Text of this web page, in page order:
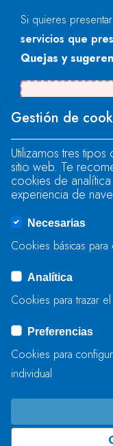
Si quieres
servicios que
Quejas y
"text".
Se produjo
"text".
Se produjo
ENVIAR
Gestión de
Utilizamos tres
sitio web. Te
cookies de
experiencia de
Necesarias
Cookies básicas
Analítica
Cookies para trazar
Preferencias
Cookies para
individual